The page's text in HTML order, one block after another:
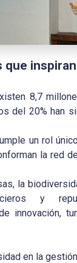
que
8,7
del 20% han
un rol
la red
la
y
innovación,
en la